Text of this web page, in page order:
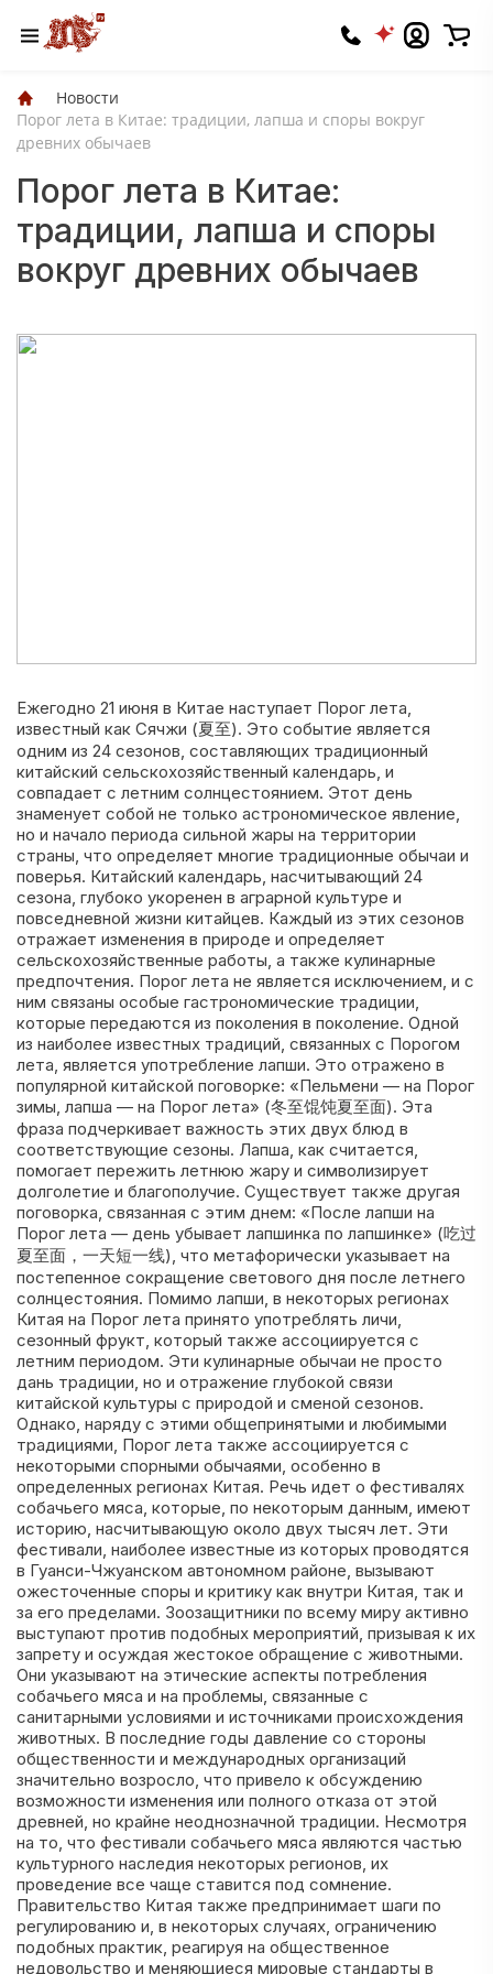
Новости
Порог лета в Китае: традиции, лапша и споры вокруг
древних обычаев
Порог лета в Китае:
традиции, лапша и споры
вокруг древних обычаев
Ежегодно 21 июня в Китае наступает Порог лета,
известный как Сячжи (夏至). Это событие является
одним из 24 сезонов, составляющих традиционный
китайский сельскохозяйственный календарь, и
совпадает с летним солнцестоянием. Этот день
знаменует собой не только астрономическое явление,
но и начало периода сильной жары на территории
страны, что определяет многие традиционные обычаи и
поверья. Китайский календарь, насчитывающий 24
сезона, глубоко укоренен в аграрной культуре и
повседневной жизни китайцев. Каждый из этих сезонов
отражает изменения в природе и определяет
сельскохозяйственные работы, а также кулинарные
предпочтения. Порог лета не является исключением, и с
ним связаны особые гастрономические традиции,
которые передаются из поколения в поколение. Одной
из наиболее известных традиций, связанных с Порогом
лета, является употребление лапши. Это отражено в
популярной китайской поговорке: «Пельмени — на Порог
зимы, лапша — на Порог лета» (冬至馄饨夏至面). Эта
фраза подчеркивает важность этих двух блюд в
соответствующие сезоны. Лапша, как считается,
помогает пережить летнюю жару и символизирует
долголетие и благополучие. Существует также другая
поговорка, связанная с этим днем: «После лапши на
Порог лета — день убывает лапшинка по лапшинке» (吃过
夏至面，一天短一线), что метафорически указывает на
постепенное сокращение светового дня после летнего
солнцестояния. Помимо лапши, в некоторых регионах
Китая на Порог лета принято употреблять личи,
сезонный фрукт, который также ассоциируется с
летним периодом. Эти кулинарные обычаи не просто
дань традиции, но и отражение глубокой связи
китайской культуры с природой и сменой сезонов.
Однако, наряду с этими общепринятыми и любимыми
традициями, Порог лета также ассоциируется с
некоторыми спорными обычаями, особенно в
определенных регионах Китая. Речь идет о фестивалях
собачьего мяса, которые, по некоторым данным, имеют
историю, насчитывающую около двух тысяч лет. Эти
фестивали, наиболее известные из которых проводятся
в Гуанси-Чжуанском автономном районе, вызывают
ожесточенные споры и критику как внутри Китая, так и
за его пределами. Зоозащитники по всему миру активно
выступают против подобных мероприятий, призывая к их
запрету и осуждая жестокое обращение с животными.
Они указывают на этические аспекты потребления
собачьего мяса и на проблемы, связанные с
санитарными условиями и источниками происхождения
животных. В последние годы давление со стороны
общественности и международных организаций
значительно возросло, что привело к обсуждению
возможности изменения или полного отказа от этой
древней, но крайне неоднозначной традиции. Несмотря
на то, что фестивали собачьего мяса являются частью
культурного наследия некоторых регионов, их
проведение все чаще ставится под сомнение.
Правительство Китая также предпринимает шаги по
регулированию и, в некоторых случаях, ограничению
подобных практик, реагируя на общественное
недовольство и меняющиеся мировые стандарты в